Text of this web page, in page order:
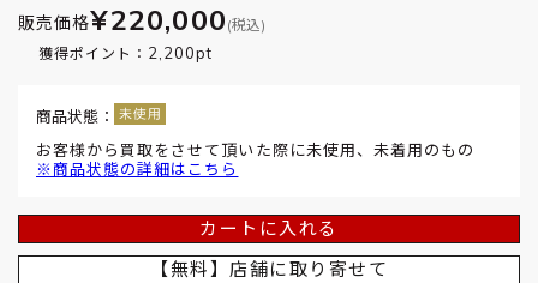
販売価格¥220,000 (税込)
獲得ポイント： 2,200pt
商品状態：
お客様から買取をさせて頂いた際に未使用、未着用のもの
※商品状態の詳細はこちら
カートに入れる
【無料】店舗に取り寄せて